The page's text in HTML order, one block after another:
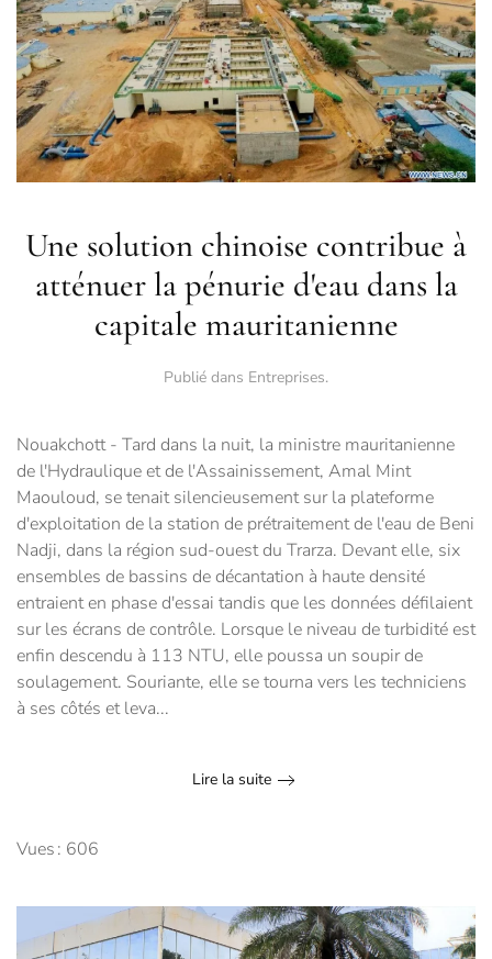
Une solution chinoise contribue à
atténuer la pénurie d'eau dans la
capitale mauritanienne
Publié dans Entreprises.
Nouakchott - Tard dans la nuit, la ministre mauritanienne
de l'Hydraulique et de l'Assainissement, Amal Mint
Maouloud, se tenait silencieusement sur la plateforme
d'exploitation de la station de prétraitement de l'eau de Beni
Nadji, dans la région sud-ouest du Trarza. Devant elle, six
ensembles de bassins de décantation à haute densité
entraient en phase d'essai tandis que les données défilaient
sur les écrans de contrôle. Lorsque le niveau de turbidité est
enfin descendu à 113 NTU, elle poussa un soupir de
soulagement. Souriante, elle se tourna vers les techniciens
à ses côtés et leva...
Lire la suite
Vues : 606